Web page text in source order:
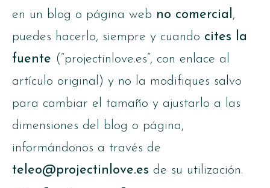
en un blog o página web no comercial,
puedes hacerlo, siempre y cuando cites la
fuente (“projectinlove.es”, con enlace al
artículo original) y no la modifiques salvo
para cambiar el tamaño y ajustarlo a las
dimensiones del blog o página,
informándonos a través de
teleo@projectinlove.es de su utilización.